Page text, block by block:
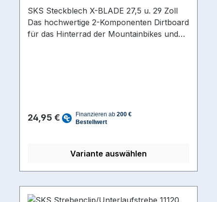
SKS Steckblech X-BLADE 27,5 u. 29 Zoll
Das hochwertige 2-Komponenten Dirtboard
für das Hinterrad der Mountainbikes und
24,95 €
Variante auswählen